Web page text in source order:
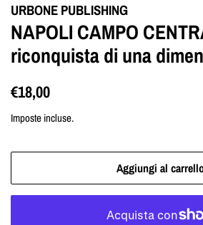
URBONE PUBLISHING
NAPOLI CAMPO
riconquista di una
Prezzo
listino
€18,00
Imposte incluse.
Aggiungi al